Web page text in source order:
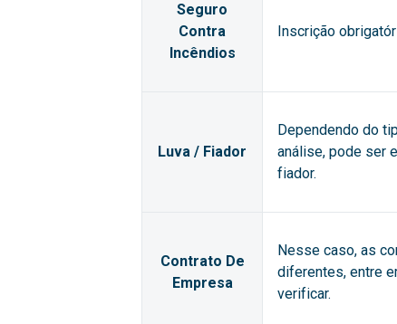
Seguro
Contra
Incêndios
Inscrição
Luva / Fiador
Dependendo do
análise, pode ser
fiador.
Contrato De
Empresa
Nesse caso, as
diferentes, entre
verificar.